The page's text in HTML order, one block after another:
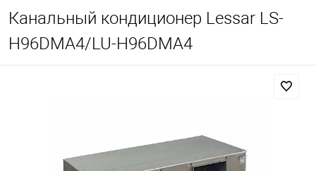
Канальный кондиционер Lessar LS-
H96DMA4/LU-H96DMA4